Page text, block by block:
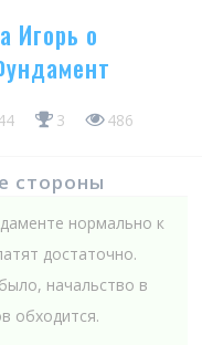
Игорь о
3 486
стороны
нормально к
достаточно.
начальство в
обходится.